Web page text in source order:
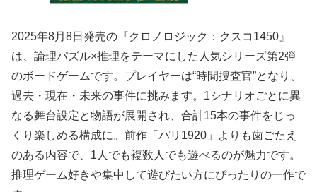
2025年8月8日発売の『クロノロジック：クスコ1450』
は、論理パズル×推理をテーマにした人気シリーズ第2弾
のボードゲームです。プレイヤーは“時間捜査官”となり、
過去・現在・未来の事件に挑みます。1シナリオごとに異
なる舞台設定と物語が展開され、合計15本の事件をじっ
くり楽しめる構成に。前作「パリ1920」よりも歯ごたえ
のある内容で、1人でも複数人でも遊べるのが魅力です。
推理ゲーム好きや集中して遊びたい方にぴったりの一作で